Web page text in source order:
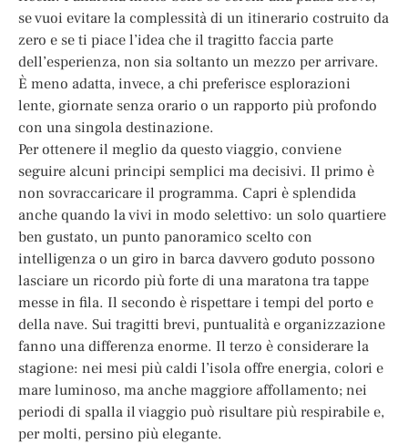
se vuoi evitare la complessità di un itinerario costruito da
zero e se ti piace l’idea che il tragitto faccia parte
dell’esperienza, non sia soltanto un mezzo per arrivare.
È meno adatta, invece, a chi preferisce esplorazioni
lente, giornate senza orario o un rapporto più profondo
con una singola destinazione.
Per ottenere il meglio da questo viaggio, conviene
seguire alcuni principi semplici ma decisivi. Il primo è
non sovraccaricare il programma. Capri è splendida
anche quando la vivi in modo selettivo: un solo quartiere
ben gustato, un punto panoramico scelto con
intelligenza o un giro in barca davvero goduto possono
lasciare un ricordo più forte di una maratona tra tappe
messe in fila. Il secondo è rispettare i tempi del porto e
della nave. Sui tragitti brevi, puntualità e organizzazione
fanno una differenza enorme. Il terzo è considerare la
stagione: nei mesi più caldi l’isola offre energia, colori e
mare luminoso, ma anche maggiore affollamento; nei
periodi di spalla il viaggio può risultare più respirabile e,
per molti, persino più elegante.